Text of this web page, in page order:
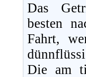
Das
besten
Fahrt,
Die am